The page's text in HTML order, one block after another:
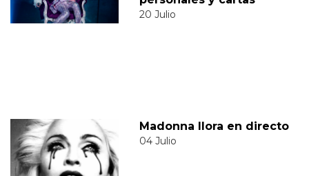
20 Julio
Madonna llora en directo
04 Julio